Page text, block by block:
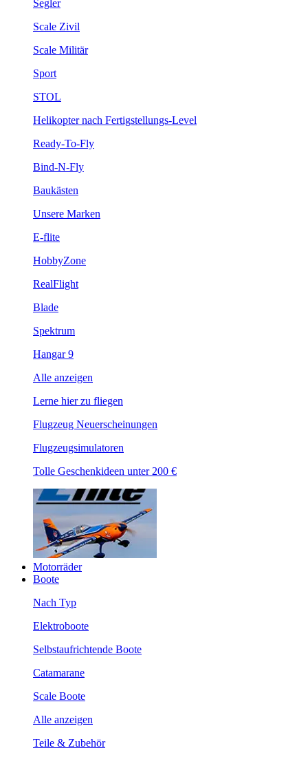
Segler
Scale Zivil
Scale Militär
Sport
STOL
Helikopter nach Fertigstellungs-Level
Ready-To-Fly
Bind-N-Fly
Baukästen
Unsere Marken
E-flite
HobbyZone
RealFlight
Blade
Spektrum
Hangar 9
Alle anzeigen
Lerne hier zu fliegen
Flugzeug Neuerscheinungen
Flugzeugsimulatoren
Tolle Geschenkideen unter 200 €
Motorräder
Boote
Nach Typ
Elektroboote
Selbstaufrichtende Boote
Catamarane
Scale Boote
Alle anzeigen
Teile & Zubehör